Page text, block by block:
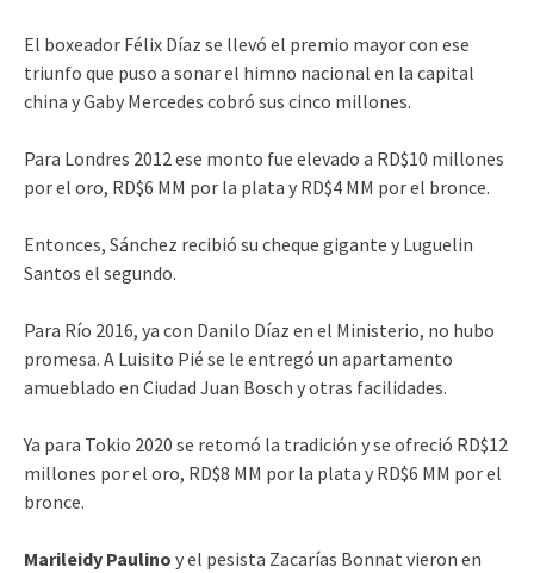
El boxeador Félix Díaz se llevó el premio mayor con ese
triunfo que puso a sonar el himno nacional en la capital
china y Gaby Mercedes cobró sus cinco millones.
Para Londres 2012 ese monto fue elevado a RD$10 millones
por el oro, RD$6 MM por la plata y RD$4 MM por el bronce.
Entonces, Sánchez recibió su cheque gigante y Luguelin
Santos el segundo.
Para Río 2016, ya con Danilo Díaz en el Ministerio, no hubo
promesa. A Luisito Pié se le entregó un apartamento
amueblado en Ciudad Juan Bosch y otras facilidades.
Ya para Tokio 2020 se retomó la tradición y se ofreció RD$12
millones por el oro, RD$8 MM por la plata y RD$6 MM por el
bronce.
Marileidy Paulino y el pesista Zacarías Bonnat vieron en